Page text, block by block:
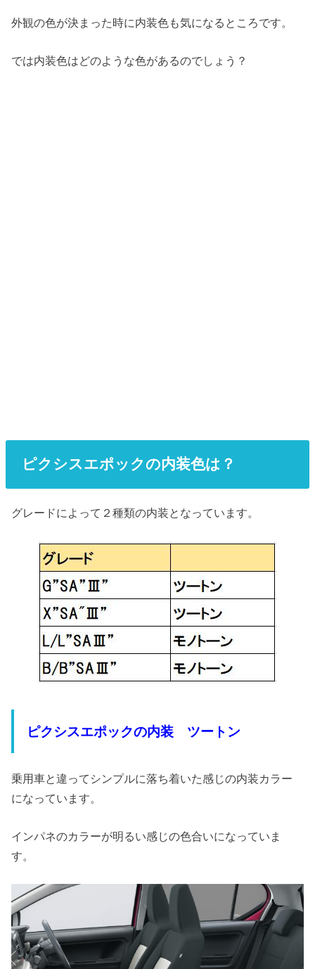
外観の色が決まった時に内装色も気になるところです。
では内装色はどのような色があるのでしょう？
ピクシスエポックの内装色は？
グレードによって２種類の内装となっています。
ピクシスエポックの内装 ツートン
乗用車と違ってシンプルに落ち着いた感じの内装カラー
になっています。
インパネのカラーが明るい感じの色合いになっていま
す。